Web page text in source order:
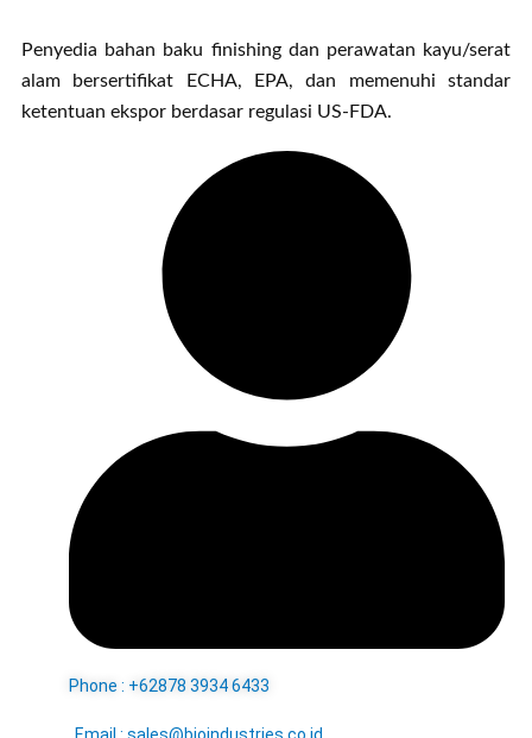
Penyedia bahan baku finishing dan perawatan kayu/serat
alam bersertifikat ECHA, EPA, dan memenuhi standar
ketentuan ekspor berdasar regulasi US-FDA.
Phone : +62878 3934 6433